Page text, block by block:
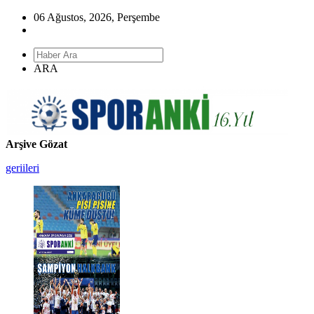
06 Ağustos, 2026, Perşembe
ARA
Arşive Gözat
geriileri